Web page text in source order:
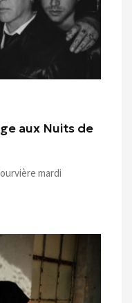
aux Nuits de
mardi